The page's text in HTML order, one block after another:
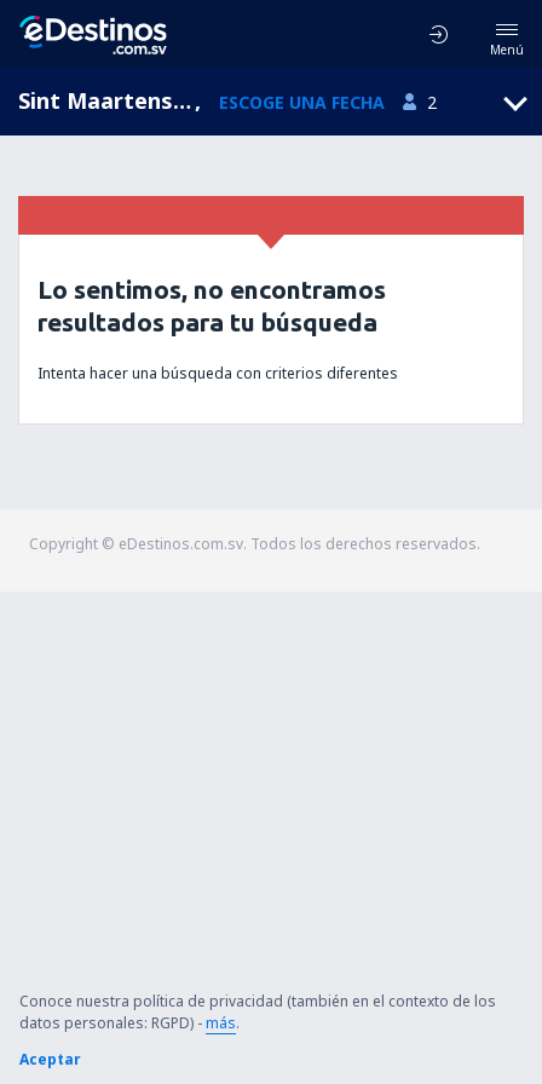
Menú
Sint Maartensdijk, Zeeland, Holanda, ESCOGE UNA FECHA 2
Lo sentimos, no encontramos
resultados para tu búsqueda
Intenta hacer una búsqueda con criterios diferentes
Copyright © eDestinos.com.sv. Todos los derechos reservados.
Conoce nuestra política de privacidad (también en el contexto de los
datos personales: RGPD) -más.
Aceptar